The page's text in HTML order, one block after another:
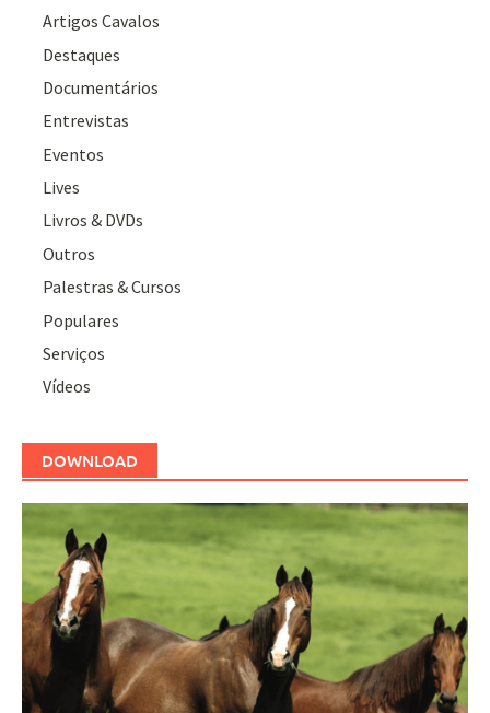
Artigos Cavalos
Destaques
Documentários
Entrevistas
Eventos
Lives
Livros & DVDs
Outros
Palestras & Cursos
Populares
Serviços
Vídeos
DOWNLOAD